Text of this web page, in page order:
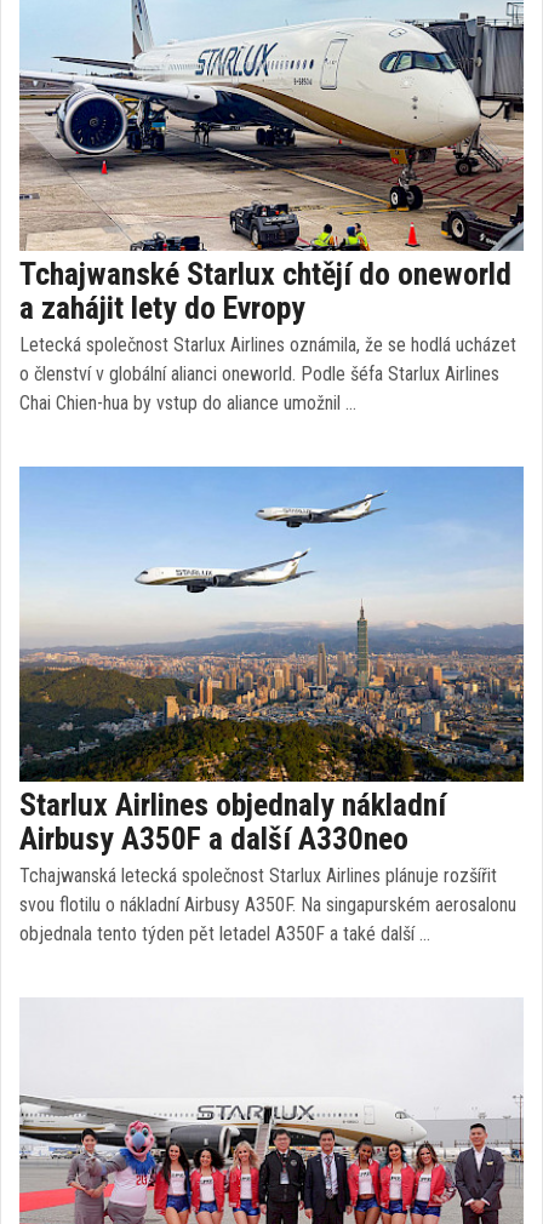
Tchajwanské Starlux chtějí do oneworld
a zahájit lety do Evropy
Letecká společnost Starlux Airlines oznámila, že se hodlá ucházet
o členství v globální alianci oneworld. Podle šéfa Starlux Airlines
Chai Chien-hua by vstup do aliance umožnil …
Starlux Airlines objednaly nákladní
Airbusy A350F a další A330neo
Tchajwanská letecká společnost Starlux Airlines plánuje rozšířit
svou flotilu o nákladní Airbusy A350F. Na singapurském aerosalonu
objednala tento týden pět letadel A350F a také další …